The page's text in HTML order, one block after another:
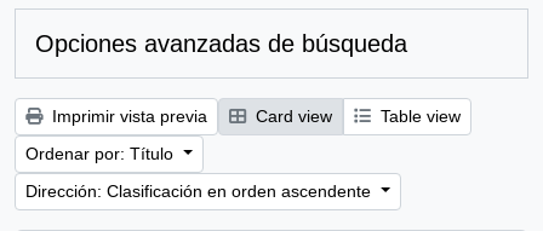
Opciones avanzadas de búsqueda
Imprimir vista previa Card view
Table view
Ordenar por: Título
Dirección: Clasificación en orden ascendente